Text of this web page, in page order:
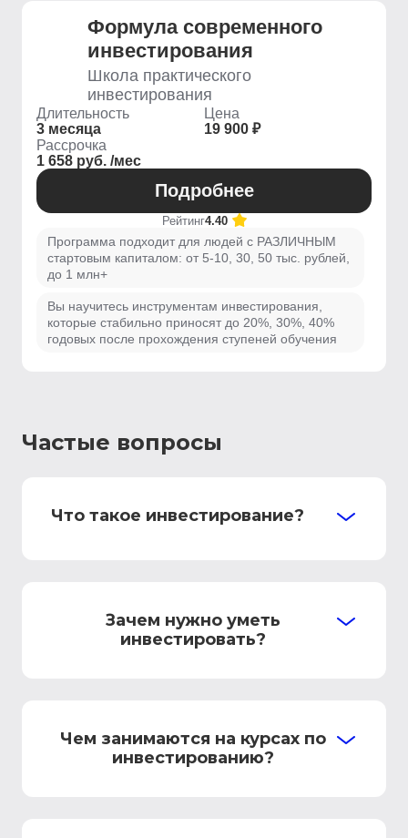
Формула современного
инвестирования
Школа практического
инвестирования
Длительность
3 месяца
Цена
19 900 ₽
Рассрочка
1 658 руб. /мес
Подробнее
Рейтинг4.40
Программа подходит для людей с РАЗЛИЧНЫМ
стартовым капиталом: от 5-10, 30, 50 тыс. рублей,
до 1 млн+
Вы научитесь инструментам инвестирования,
которые стабильно приносят до 20%, 30%, 40%
годовых после прохождения ступеней обучения
Частые вопросы
Что такое инвестирование?
Зачем нужно уметь
инвестировать?
Чем занимаются на курсах по
инвестированию?